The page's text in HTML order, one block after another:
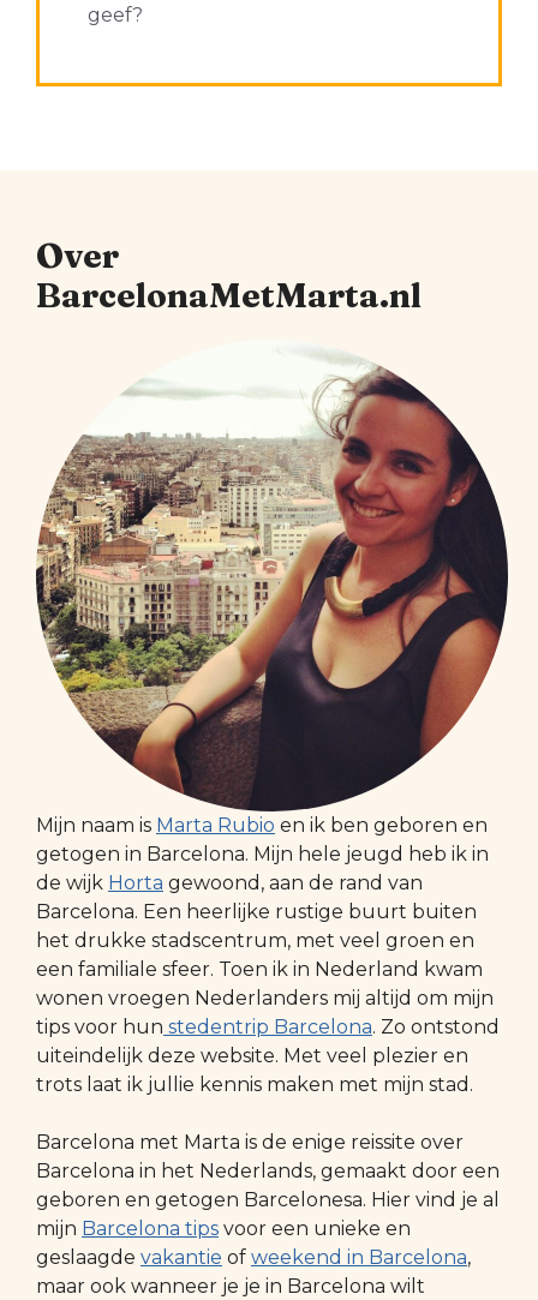
geef?
Over
BarcelonaMetMarta.nl
Mijn naam is Marta Rubio en ik ben geboren en
getogen in Barcelona. Mijn hele jeugd heb ik in
de wijk Horta gewoond, aan de rand van
Barcelona. Een heerlijke rustige buurt buiten
het drukke stadscentrum, met veel groen en
een familiale sfeer. Toen ik in Nederland kwam
wonen vroegen Nederlanders mij altijd om mijn
tips voor hun stedentrip Barcelona. Zo ontstond
uiteindelijk deze website. Met veel plezier en
trots laat ik jullie kennis maken met mijn stad.
Barcelona met Marta is de enige reissite over
Barcelona in het Nederlands, gemaakt door een
geboren en getogen Barcelonesa. Hier vind je al
mijn Barcelona tips voor een unieke en
geslaagde vakantie of weekend in Barcelona,
maar ook wanneer je je in Barcelona wilt